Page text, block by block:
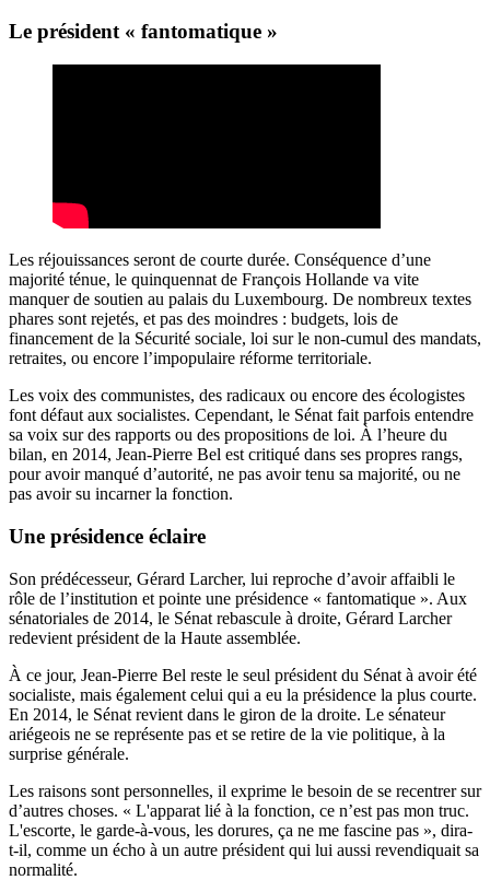
Le président « fantomatique »
Les réjouissances seront de courte durée. Conséquence d’une
majorité ténue, le quinquennat de François Hollande va vite
manquer de soutien au palais du Luxembourg. De nombreux textes
phares sont rejetés, et pas des moindres : budgets, lois de
financement de la Sécurité sociale, loi sur le non-cumul des mandats,
retraites, ou encore l’impopulaire réforme territoriale.
Les voix des communistes, des radicaux ou encore des écologistes
font défaut aux socialistes. Cependant, le Sénat fait parfois entendre
sa voix sur des rapports ou des propositions de loi. À l’heure du
bilan, en 2014, Jean-Pierre Bel est critiqué dans ses propres rangs,
pour avoir manqué d’autorité, ne pas avoir tenu sa majorité, ou ne
pas avoir su incarner la fonction.
Une présidence éclaire
Son prédécesseur, Gérard Larcher, lui reproche d’avoir affaibli le
rôle de l’institution et pointe une présidence « fantomatique ». Aux
sénatoriales de 2014, le Sénat rebascule à droite, Gérard Larcher
redevient président de la Haute assemblée.
À ce jour, Jean-Pierre Bel reste le seul président du Sénat à avoir été
socialiste, mais également celui qui a eu la présidence la plus courte.
En 2014, le Sénat revient dans le giron de la droite. Le sénateur
ariégeois ne se représente pas et se retire de la vie politique, à la
surprise générale.
Les raisons sont personnelles, il exprime le besoin de se recentrer sur
d’autres choses. « L'apparat lié à la fonction, ce n’est pas mon truc.
L'escorte, le garde-à-vous, les dorures, ça ne me fascine pas », dira-
t-il, comme un écho à un autre président qui lui aussi revendiquait sa
normalité.